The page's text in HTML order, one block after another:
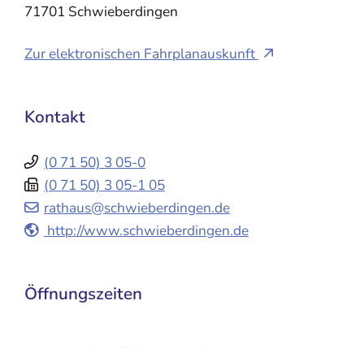
71701 Schwieberdingen
Zur elektronischen Fahrplanauskunft
Kontakt
(0 71 50) 3 05-0
(0 71 50) 3 05-1 05
rathaus@schwieberdingen.de
http://www.schwieberdingen.de
Öffnungszeiten